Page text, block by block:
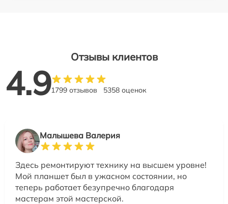
Отзывы клиентов
4.91799 отзывов 5358 оценок
Малышева Валерия
Здесь ремонтируют технику на высшем уровне!
Мой планшет был в ужасном состоянии, но
теперь работает безупречно благодаря
мастерам этой мастерской.